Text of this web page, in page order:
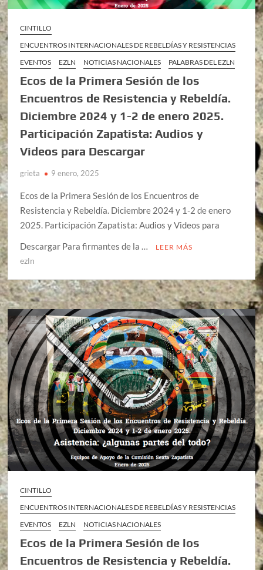
CINTILLO
ENCUENTROS INTERNACIONALES DE REBELDÍAS Y RESISTENCIAS
EVENTOS
EZLN NOTICIAS NACIONALES PALABRAS DEL EZLN
Ecos de la Primera Sesión de los
Encuentros de Resistencia y Rebeldía.
Diciembre 2024 y 1-2 de enero 2025.
Participación Zapatista: Audios y
Videos para Descargar
grieta 9 enero, 2025
Ecos de la Primera Sesión de los Encuentros de
Resistencia y Rebeldía. Diciembre 2024 y 1-2 de enero
2025. Participación Zapatista: Audios y Videos para
Descargar Para firmantes de la …
LEER MÁS
ezln
CINTILLO
ENCUENTROS INTERNACIONALES DE REBELDÍAS Y RESISTENCIAS
EVENTOS
EZLN NOTICIAS NACIONALES
Ecos de la Primera Sesión de los
Encuentros de Resistencia y Rebeldía.